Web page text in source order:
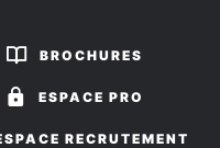
sur
BROCHURES
ESPACE PRO
RECRUTEMENT